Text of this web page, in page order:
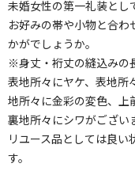
未婚女性の第一礼装とし
お好みの帯や小物と合わ
かがでしょうか。
※身丈・裄丈の縫込みの
表地所々にヤケ、表地所
地所々に金彩の変色、上
裏地所々にシワがござい
リユース品としては良い
す。